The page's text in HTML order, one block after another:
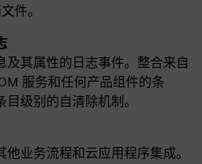
件。
及其属性的日志事件。整合来自
服务和任何产品组件的条
级别的自清除机制。
业务流程和云应用程序集成。